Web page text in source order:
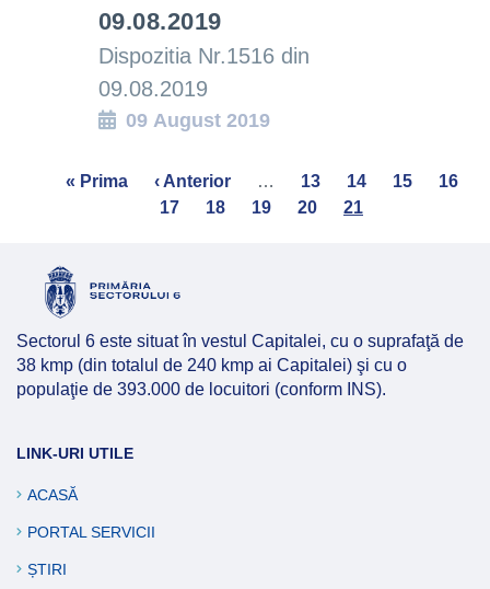
09.08.2019
Dispozitia Nr.1516 din
09.08.2019
09 August 2019
Pagination
First
« Prima
Previous
page
‹ Anterior … Page
13 Page
14 Page
15 Page
16
17
Page
18 Page
19 Page
20
Current
21
Sectorul 6 este situat în vestul Capitalei, cu o suprafaţă de
38 kmp (din totalul de 240 kmp ai Capitalei) şi cu o
populaţie de 393.000 de locuitori (conform INS).
LINK-URI UTILE
ACASĂ
PORTAL SERVICII
ȘTIRI